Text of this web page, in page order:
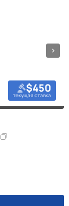
$450
текущая ставка